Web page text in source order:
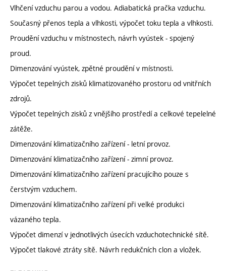
Vlhčení vzduchu parou a vodou. Adiabatická pračka vzduchu.
Současný přenos tepla a vlhkosti, výpočet toku tepla a vlhkosti.
Proudění vzduchu v místnostech, návrh vyústek - spojený
proud.
Dimenzování vyústek, zpětné proudění v místnosti.
Výpočet tepelných zisků klimatizovaného prostoru od vnitřních
zdrojů.
Výpočet tepelných zisků z vnějšího prostředí a celkové tepelelné
zátěže.
Dimenzování klimatizačního zařízení - letní provoz.
Dimenzování klimatizačního zařízení - zimní provoz.
Dimenzování klimatizačního zařízení pracujícího pouze s
čerstvým vzduchem.
Dimenzování klimatizačního zařízení při velké produkci
vázaného tepla.
Výpočet dimenzí v jednotlivých úsecích vzduchotechnické sítě.
Výpočet tlakové ztráty sítě. Návrh redukčních clon a vložek.